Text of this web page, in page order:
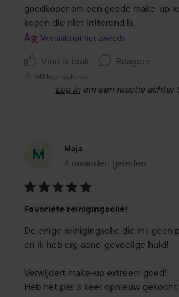
goedkoper om een goede make-up
kopen die niet irriterend is.
Vertaald uit het zweeds
Vind ik leuk Reageer
641 keer bekeken
Log in om een reactie achter
Maja
4 maanden geleden
Het bericht is gemaakt 4
5
van
de
Favoriete reinigingsolie!
De enige reinigingsolie die mij geen
en ik heb erg acne-gevoelige huid!
Verwijdert make-up extreem goed!
Heb het pas 3 keer opnieuw